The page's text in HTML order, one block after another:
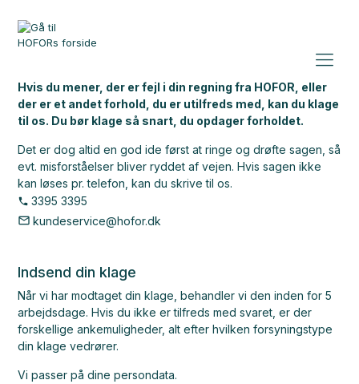
Hvis du mener, der er fejl i din regning fra HOFOR, eller
der er et andet forhold, du er utilfreds med, kan du klage
til os. Du bør klage så snart, du opdager forholdet.
Det er dog altid en god ide først at ringe og drøfte sagen, så
evt. misforståelser bliver ryddet af vejen. Hvis sagen ikke
kan løses pr. telefon, kan du skrive til os.
3395 3395
kundeservice@hofor.dk
Indsend din klage
Når vi har modtaget din klage, behandler vi den inden for 5
arbejdsdage. Hvis du ikke er tilfreds med svaret, er der
forskellige ankemuligheder, alt efter hvilken forsyningstype
din klage vedrører.
Vi passer på dine persondata.